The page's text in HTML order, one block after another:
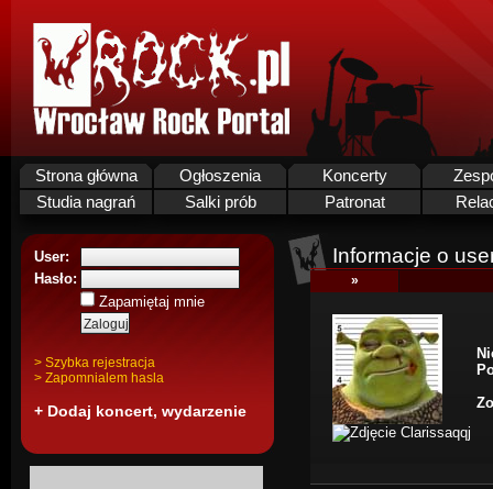
Strona główna Ogłoszenia Koncerty
Studia nagrań
Salki prób Patronat
User:
Hasło:
Zapamiętaj mnie
> Szybka rejestracja
> Zapomnialem hasla
+ Dodaj koncert, wydarzenie
Informacje o
»